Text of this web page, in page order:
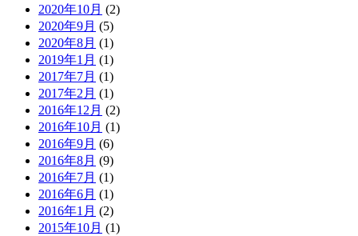
2020年10月 (2)
2020年9月 (5)
2020年8月 (1)
2019年1月 (1)
2017年7月 (1)
2017年2月 (1)
2016年12月 (2)
2016年10月 (1)
2016年9月 (6)
2016年8月 (9)
2016年7月 (1)
2016年6月 (1)
2016年1月 (2)
2015年10月 (1)